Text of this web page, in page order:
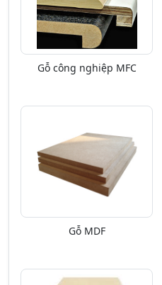
Gỗ công nghiệp MFC
Gỗ MDF